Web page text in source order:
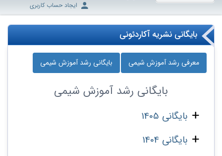
ایجاد حساب کاربری
بایگانی نشریه آکاردئونی
معرفی رشد آموزش شیمی بایگانی رشد آموزش شیمی
بایگانی رشد آموزش شیمی
بایگانی 1405
بایگانی 1404